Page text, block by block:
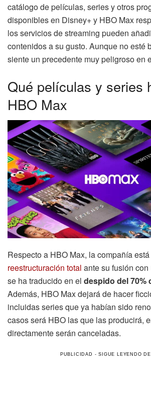
catálogo de películas, series y otros
disponibles en Disney+ y HBO Max
los servicios de streaming pueden
contenidos a su gusto. Aunque no esté
siente un precedente muy peligroso en
Qué películas y series
HBO Max
Respecto a HBO Max, la compañía
reestructuración total ante su fusión
se ha traducido en el despido del 70%
Además, HBO Max dejará de hacer
incluidas series que ya habían sido
casos será HBO las que las producirá,
directamente serán canceladas.